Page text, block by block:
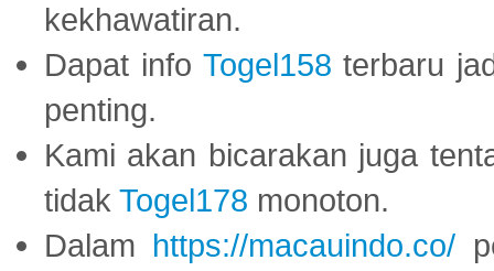
kekhawatiran.
Dapat info Togel158 terbaru
penting.
Kami akan bicarakan juga
tidak Togel178 monoton.
Dalam https://macauindo.co/